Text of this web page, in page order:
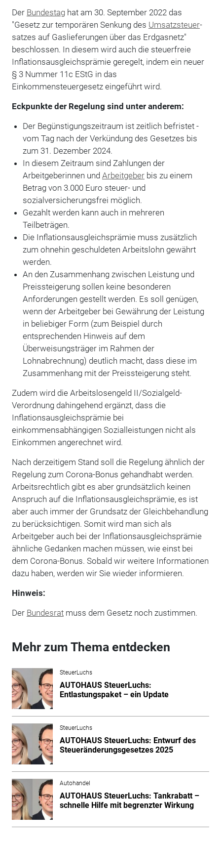
Der Bundestaghat am 30. September 2022 das
"Gesetz zur temporären Senkung des Umsatzsteuer­
satzes auf Gaslieferungen über das Erdgasnetz"
beschlossen. In diesem wird auch die steu­erfreie
Inflationsausgleichsprämie geregelt, indem ein neuer
§ 3 Nummer 11c EStG in das
Einkommensteuergesetz eingeführt wird.
Eckpunkte der Regelung sind unter anderem:
Der Begünstigungszeitraum ist zeitlich befristet -
vom Tag nach der Verkündung des Gesetzes bis
zum 31. Dezember 2024.
In diesem Zeitraum sind Zahlungen der
Arbeitgeberinnen und Arbeitgeberbis zu ei­nem
Betrag von 3.000 Euro steuer- und
sozialversicherungsfrei möglich.
Gezahlt werden kann auch in mehreren
Teilbeträgen.
Die Inflationsausgleichsprämie muss zusätzlich
zum ohnehin geschuldeten Arbeits­lohn gewährt
werden.
An den Zusammenhang zwischen Leistung und
Preissteigerung sollen keine beson­deren
Anforderungen gestellt werden. Es soll genügen,
wenn der Arbeitgeber bei Gewährung der Leistung
in beliebiger Form (zum Beispiel durch
entsprechenden Hinweis auf dem
Überweisungsträger im Rahmen der
Lohnabrechnung) deutlich macht, dass diese im
Zusammenhang mit der Preissteigerung steht.
Zudem wird die Arbeitslosengeld II/Sozialgeld-
Verordnung dahingehend ergänzt, dass die
Inflationsausgleichsprämie bei
einkommensabhängigen Sozialleistungen nicht als
Einkom­men angerechnet wird.
Nach derzeitigem Stand soll die Regelung ähnlich der
Regelung zum Corona-Bonus ge­handhabt werden.
Arbeitsrechtlich gibt es aber grundsätzlich keinen
Anspruch auf die Inflati­onsausgleichsprämie, es ist
aber auch immer der Grundsatz der Gleichbehandlung
zu be­rücksichtigen. Somit wird man sich als
Arbeitgeber auch bei der Inflationsausgleichsprämie
ähnliche Gedanken machen müssen, wie einst bei
dem Corona-Bonus. Sobald wir weitere Informationen
dazu haben, werden wir Sie wieder informieren.
Hinweis:
Der Bundesratmuss dem Gesetz noch zustimmen.
Mehr zum Thema entdecken
SteuerLuchs
AUTOHAUS SteuerLuchs:
Entlastungspaket – ein Update
SteuerLuchs
AUTOHAUS SteuerLuchs: Entwurf des
Steueränderungsgesetzes 2025
Autohandel
AUTOHAUS SteuerLuchs: Tankrabatt –
schnelle Hilfe mit begrenzter Wirkung